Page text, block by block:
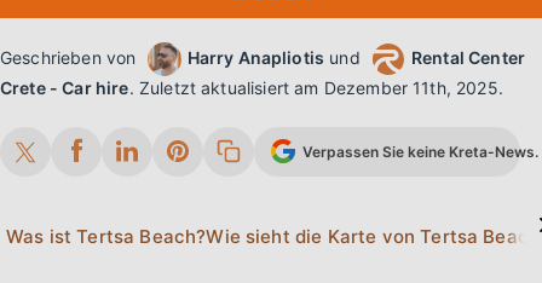
Geschrieben von Harry Anapliotis und
Rental Center
Crete - Car hire. Zuletzt aktualisiert am Dezember 11th, 2025.
Verpassen Sie keine Kreta-
Was ist Tertsa Beach? Wie